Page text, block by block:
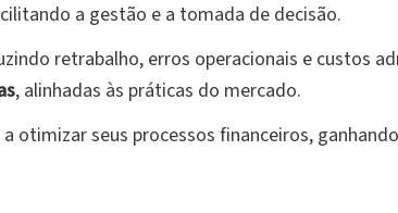
a gestão e a tomada de decisão.
retrabalho, erros operacionais e custos
, alinhadas às práticas do mercado.
seus processos financeiros,